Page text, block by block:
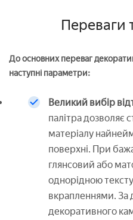
Переваги
До основних переваг
наступні параметри:
Великий вибір
палітра дозволяє
матеріалу
поверхні. При
глянсовий або
однорідною
вкрапленнями.
декоративного